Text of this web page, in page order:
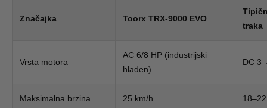
Značajka Toorx TRX-9000 EVO
traka
Vrsta motora
AC 6/8 HP (industrijski
hlađen)
DC
Maksimalna brzina 25 km/h